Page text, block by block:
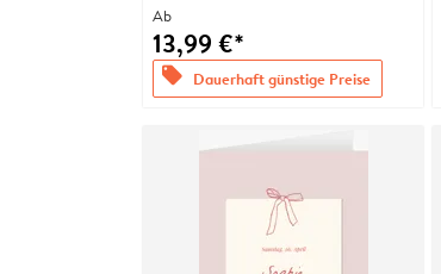
Ab
13,99 €*
offers Dauerhaft günstige Preise